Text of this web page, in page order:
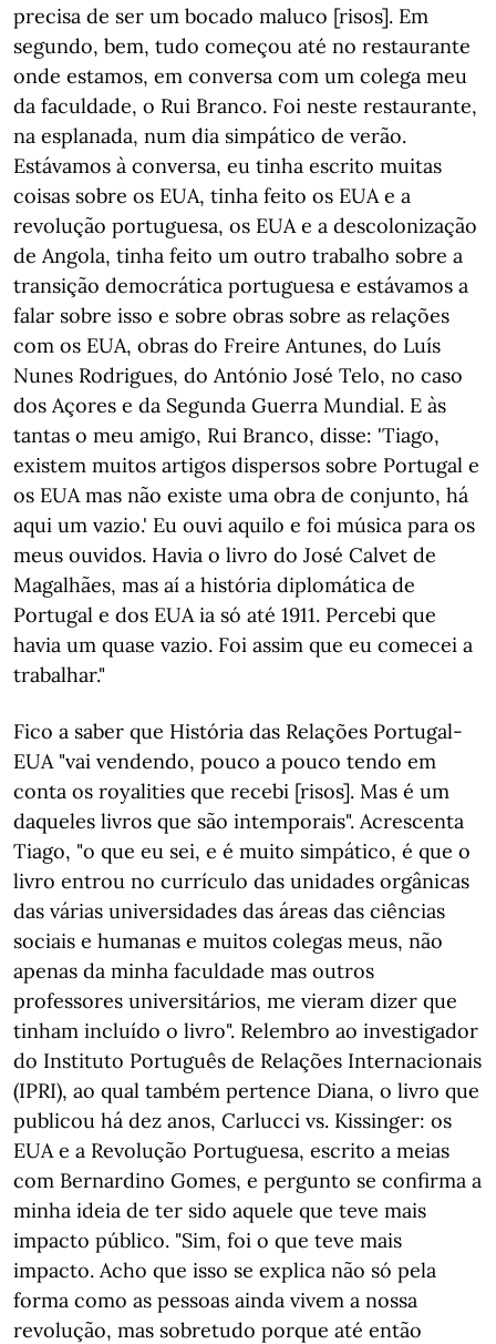
precisa de ser um bocado maluco [risos]. Em
segundo, bem, tudo começou até no restaurante
onde estamos, em conversa com um colega meu
da faculdade, o Rui Branco. Foi neste restaurante,
na esplanada, num dia simpático de verão.
Estávamos à conversa, eu tinha escrito muitas
coisas sobre os EUA, tinha feito os EUA e a
revolução portuguesa, os EUA e a descolonização
de Angola, tinha feito um outro trabalho sobre a
transição democrática portuguesa e estávamos a
falar sobre isso e sobre obras sobre as relações
com os EUA, obras do Freire Antunes, do Luís
Nunes Rodrigues, do António José Telo, no caso
dos Açores e da Segunda Guerra Mundial. E às
tantas o meu amigo, Rui Branco, disse: 'Tiago,
existem muitos artigos dispersos sobre Portugal e
os EUA mas não existe uma obra de conjunto, há
aqui um vazio.' Eu ouvi aquilo e foi música para os
meus ouvidos. Havia o livro do José Calvet de
Magalhães, mas aí a história diplomática de
Portugal e dos EUA ia só até 1911. Percebi que
havia um quase vazio. Foi assim que eu comecei a
trabalhar."
Fico a saber que História das Relações Portugal-
EUA "vai vendendo, pouco a pouco tendo em
conta os royalities que recebi [risos]. Mas é um
daqueles livros que são intemporais". Acrescenta
Tiago, "o que eu sei, e é muito simpático, é que o
livro entrou no currículo das unidades orgânicas
das várias universidades das áreas das ciências
sociais e humanas e muitos colegas meus, não
apenas da minha faculdade mas outros
professores universitários, me vieram dizer que
tinham incluído o livro". Relembro ao investigador
do Instituto Português de Relações Internacionais
(IPRI), ao qual também pertence Diana, o livro que
publicou há dez anos, Carlucci vs. Kissinger: os
EUA e a Revolução Portuguesa, escrito a meias
com Bernardino Gomes, e pergunto se confirma a
minha ideia de ter sido aquele que teve mais
impacto público. "Sim, foi o que teve mais
impacto. Acho que isso se explica não só pela
forma como as pessoas ainda vivem a nossa
revolução, mas sobretudo porque até então